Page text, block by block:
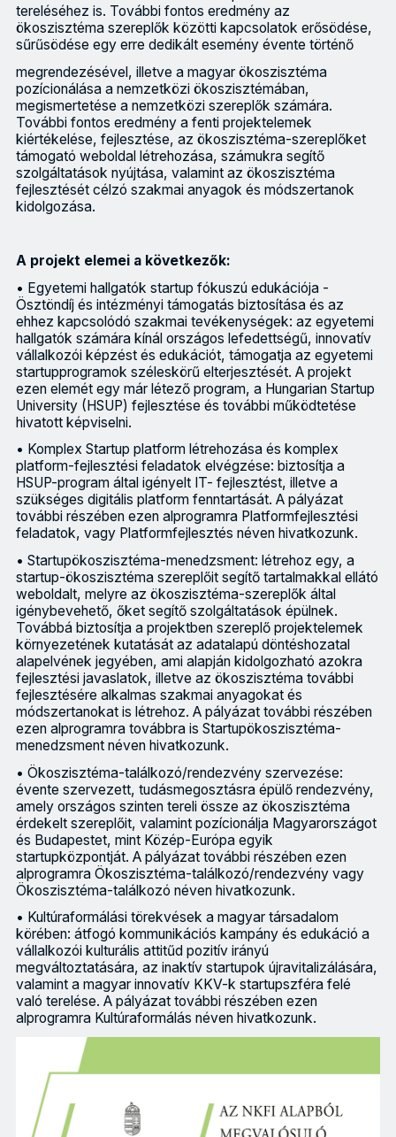
tereléséhez is. További fontos eredmény az
ökoszisztéma szereplők közötti kapcsolatok erősödése,
sűrűsödése egy erre dedikált esemény évente történő
megrendezésével, illetve a magyar ökoszisztéma
pozícionálása a nemzetközi ökoszisztémában,
megismertetése a nemzetközi szereplők számára.
További fontos eredmény a fenti projektelemek
kiértékelése, fejlesztése, az ökoszisztéma-szereplőket
támogató weboldal létrehozása, számukra segítő
szolgáltatások nyújtása, valamint az ökoszisztéma
fejlesztését célzó szakmai anyagok és módszertanok
kidolgozása.
A projekt elemei a következők:
• Egyetemi hallgatók startup fókuszú edukációja -
Ösztöndíj és intézményi támogatás biztosítása és az
ehhez kapcsolódó szakmai tevékenységek: az egyetemi
hallgatók számára kínál országos lefedettségű, innovatív
vállalkozói képzést és edukációt, támogatja az egyetemi
startupprogramok széleskörű elterjesztését. A projekt
ezen elemét egy már létező program, a Hungarian Startup
University (HSUP) fejlesztése és további működtetése
hivatott képviselni.
• Komplex Startup platform létrehozása és komplex
platform-fejlesztési feladatok elvégzése: biztosítja a
HSUP-program által igényelt IT- fejlesztést, illetve a
szükséges digitális platform fenntartását. A pályázat
további részében ezen alprogramra Platformfejlesztési
feladatok, vagy Platformfejlesztés néven hivatkozunk.
• Startupökoszisztéma-menedzsment: létrehoz egy, a
startup-ökoszisztéma szereplőit segítő tartalmakkal ellátó
weboldalt, melyre az ökoszisztéma-szereplők által
igénybevehető, őket segítő szolgáltatások épülnek.
Továbbá biztosítja a projektben szereplő projektelemek
környezetének kutatását az adatalapú döntéshozatal
alapelvének jegyében, ami alapján kidolgozható azokra
fejlesztési javaslatok, illetve az ökoszisztéma további
fejlesztésére alkalmas szakmai anyagokat és
módszertanokat is létrehoz. A pályázat további részében
ezen alprogramra továbbra is Startupökoszisztéma-
menedzsment néven hivatkozunk.
• Ökoszisztéma-találkozó/rendezvény szervezése:
évente szervezett, tudásmegosztásra épülő rendezvény,
amely országos szinten tereli össze az ökoszisztéma
érdekelt szereplőit, valamint pozícionálja Magyarországot
és Budapestet, mint Közép-Európa egyik
startupközpontját. A pályázat további részében ezen
alprogramra Ökoszisztéma-találkozó/rendezvény vagy
Ökoszisztéma-találkozó néven hivatkozunk.
• Kultúraformálási törekvések a magyar társadalom
körében: átfogó kommunikációs kampány és edukáció a
vállalkozói kulturális attitűd pozitív irányú
megváltoztatására, az inaktív startupok újravitalizálására,
valamint a magyar innovatív KKV-k startupszféra felé
való terelése. A pályázat további részében ezen
alprogramra Kultúraformálás néven hivatkozunk.